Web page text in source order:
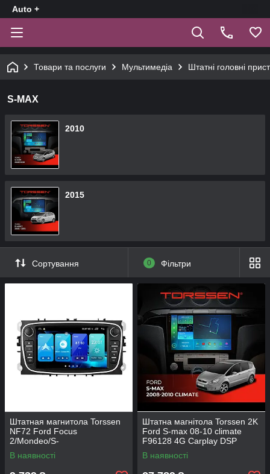
Auto +
Товари та послуги Мультимедіа Штатні головні
S-MAX
2010
2015
Сортування 0 Фільтри
Штатная магнитола Torssen
NF72 Ford Focus
2/Mondeo/S-
Max/Fiesta/Fusion 2/32
Carplay 2007-2011 black
В наявності
Штатна магнітола Torssen 2K
Ford S-max 08-10 climate
F96128 4G Carplay DSP
В наявності